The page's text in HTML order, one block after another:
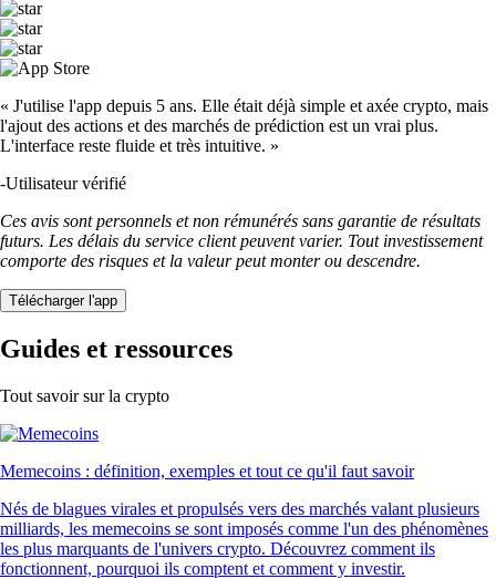
« J'utilise l'app depuis 5 ans. Elle était déjà simple et axée crypto, mais
l'ajout des actions et des marchés de prédiction est un vrai plus.
L'interface reste fluide et très intuitive. »
-Utilisateur vérifié
Ces avis sont personnels et non rémunérés sans garantie de résultats
futurs. Les délais du service client peuvent varier. Tout investissement
comporte des risques et la valeur peut monter ou descendre.
Télécharger l'app
Guides et ressources
Tout savoir sur la crypto
Memecoins : définition, exemples et tout ce qu'il faut savoir
Nés de blagues virales et propulsés vers des marchés valant plusieurs
milliards, les memecoins se sont imposés comme l'un des phénomènes
les plus marquants de l'univers crypto. Découvrez comment ils
fonctionnent, pourquoi ils comptent et comment y investir.